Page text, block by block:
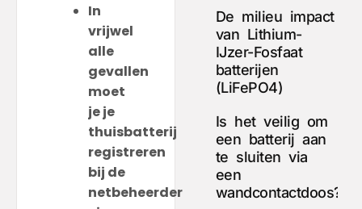
In
vrijwel
alle
gevallen
moet
je je
thuisbatterij
registreren
bij de
netbeheerder
De milieu impact
van Lithium-
IJzer-Fosfaat
batterijen
(LiFePO4)
Is het veilig om
een batterij aan
te sluiten via
een
wandcontactdoos?